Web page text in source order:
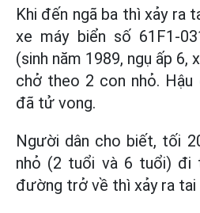
Khi đến ngã ba thì xảy ra
xe máy biển số 61F1-
(sinh năm 1989, ngụ ấp 6,
chở theo 2 con nhỏ.
đã tử vong.
Người dân cho biết, tối
nhỏ (2 tuổi và 6 tuổi) đi
đường trở về thì xảy ra tai